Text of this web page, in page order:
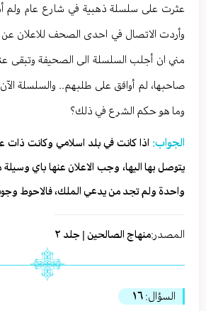
عثرت على سلسلة ذهبية في شارع عام ولم
وأردت الاتصال في احدى الصحف للاعلان عن
مني ان أجلب السلسلة الى الصحيفة وتبقى
صاحبها، لم أوافق على طلبهم.. والسلسلة
وما هو حكم الشرع في ذلك؟
الجواب: اذا كانت في بلد اسلامي وكانت ذات
يتوصل بها اليها، وجب الاعلان عنها باي
واحدة ولم تجد من يدعي الملك، فالاحوط
المصدر:منهاج الصالحين | جلد ٢
السؤال: ١٦